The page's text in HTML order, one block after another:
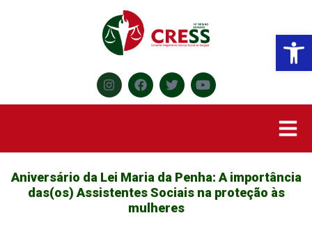
Aniversário da Lei Maria da Penha: A importância
das(os) Assistentes Sociais na proteção às
mulheres